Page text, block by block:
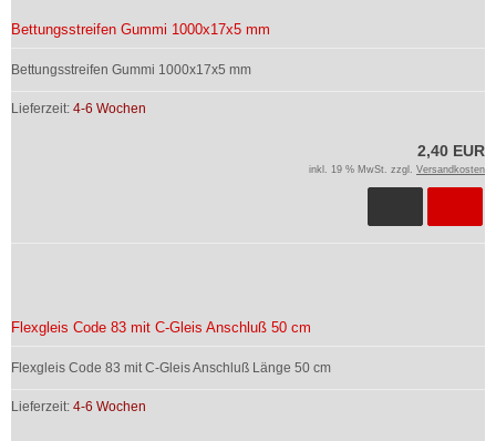
Bettungsstreifen Gummi 1000x17x5 mm
Bettungsstreifen Gummi 1000x17x5 mm
Lieferzeit: 4-6 Wochen
2,40 EUR
inkl. 19 % MwSt. zzgl. Versandkosten
Flexgleis Code 83 mit C-Gleis Anschluß 50 cm
Flexgleis Code 83 mit C-Gleis Anschluß Länge 50 cm
Lieferzeit: 4-6 Wochen